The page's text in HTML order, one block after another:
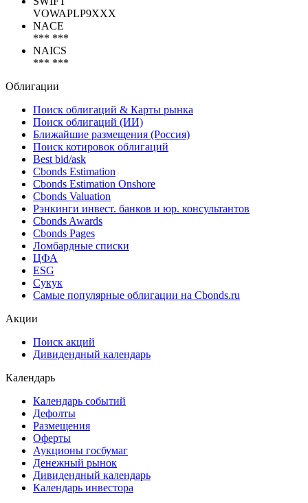
LEI
529900IO2AZ9Q1IL3S57
SWIFT
VOWAPLP9XXX
*** ***
*** ***
Облигации
Поиск облигаций & Карты рынка
Поиск облигаций (ИИ)
Ближайшие размещения (Россия)
Поиск котировок облигаций
Best bid/ask
Cbonds Estimation
Cbonds Estimation Onshore
Cbonds Valuation
Рэнкинги инвест. банков и юр. консультантов
Cbonds Awards
Cbonds Pages
Ломбардные списки
ESG
Самые популярные облигации на Cbonds.ru
Дивидендный календарь
Календарь
Календарь событий
Дефолты
Размещения
Оферты